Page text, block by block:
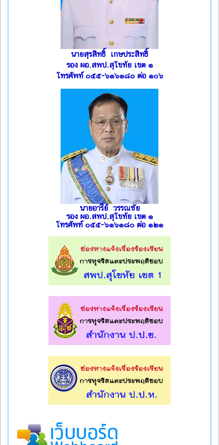
นายสุรสิทธิ์ เกษประสิทธิ์
รอง ผอ.สพป.สุโขทัย เขต ๑
โทรศัพท์ ๐๕๕-๖๑๖๑๘๐ ต่อ ๑๐๖
นายอารีย์ วรรณชัย
รอง ผอ.สพป.สุโขทัย เขต ๑
โทรศัพท์ ๐๕๕-๖๑๖๑๘๐ ต่อ ๑๒๑